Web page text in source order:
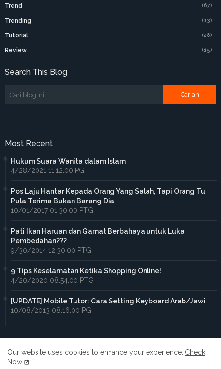
Trend (67)
Trending (13)
Tutorial (28)
Review (15)
Search This Blog
Most Recent
Hukum Suara Wanita dalam Islam
4/28/2021 11:12:00 PG
Pos Laju Hantar Kepada Orang Yang Salah, Tapi Orang Tu
Pula Terima Bukan Barang Dia
10/01/2017 01:30:00 PTG
Pati Ikan Haruan dan Gamat Berbahaya untuk Luka
Pembedahan???
9/30/2014 12:30:00 PTG
9 Tips Keselamatan Ketika Shopping Online!
4/20/2020 08:54:00 PTG
[UPDATE] Mobile Tutor: Cara Setting Keyboard Arab/Jawi
10/08/2013 08:16:00 PG
Our website uses cookies to enhance your experience. Check
Now